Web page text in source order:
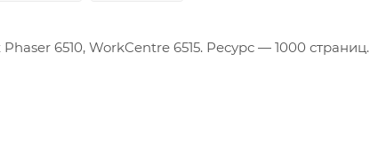
6510, WorkCentre 6515. Ресурс — 1000 страниц.